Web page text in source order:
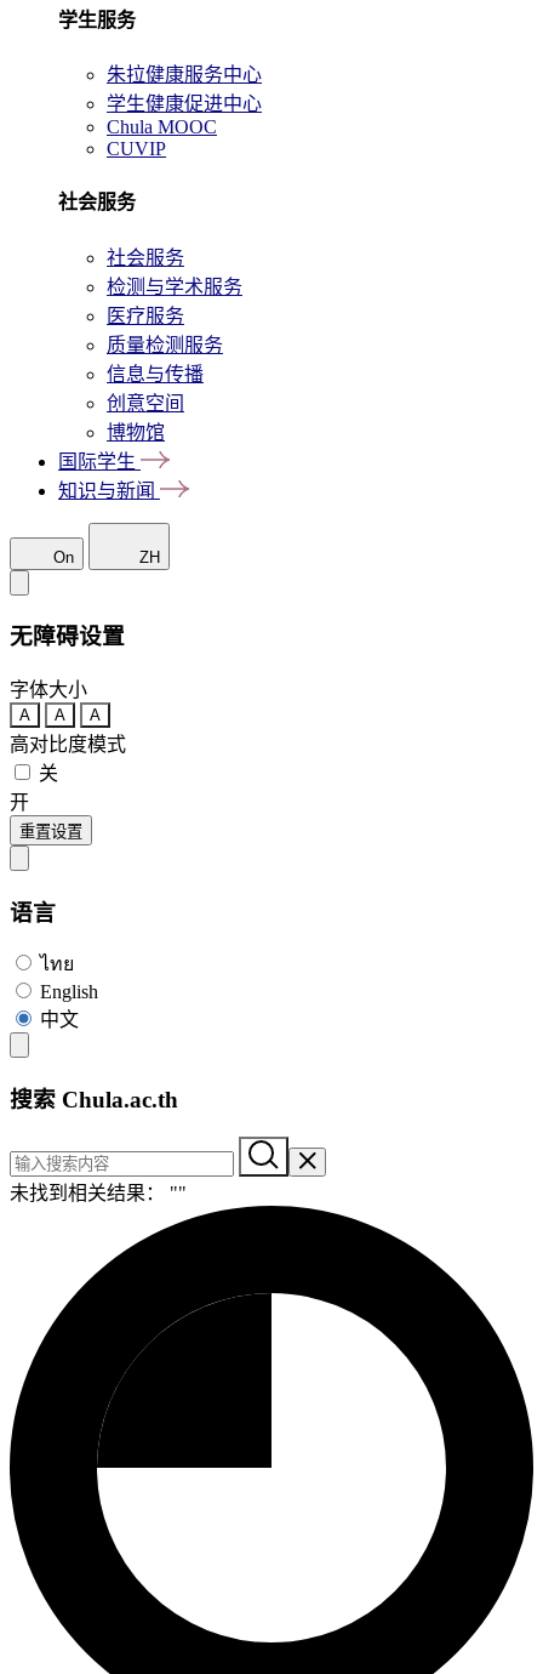
学生服务
朱拉健康服务中心
学生健康促进中心
Chula MOOC
CUVIP
社会服务
社会服务
检测与学术服务
医疗服务
质量检测服务
信息与传播
创意空间
博物馆
国际学生
知识与新闻
On ZH
无障碍设置
字体大小
A A A
高对比度模式
关
开
重置设置
语言
ไทย
English
中文
搜索 Chula.ac.th
未找到相关结果： ""